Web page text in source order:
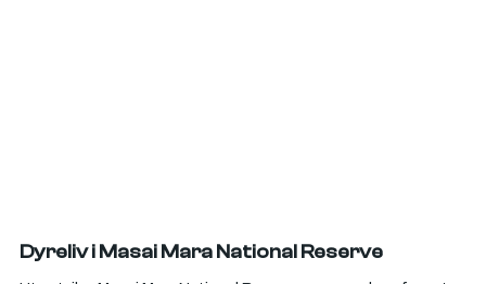
Dyreliv i Masai Mara National Reserve